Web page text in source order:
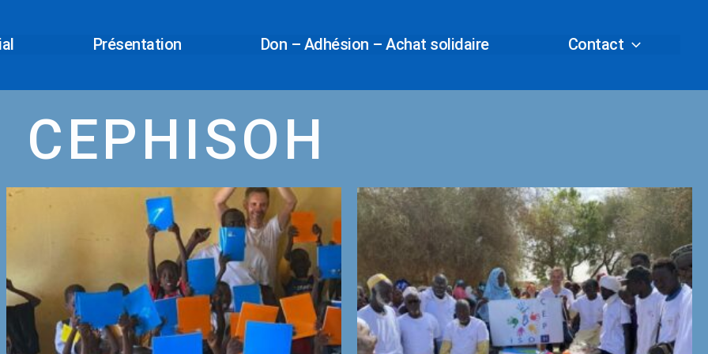
Présentation Don – Adhésion – Achat solidaire Contact
CEPHISOH